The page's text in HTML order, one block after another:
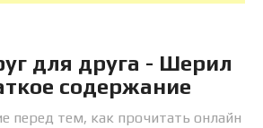
для друга - Шерил
содержание
перед тем, как прочитать онлайн